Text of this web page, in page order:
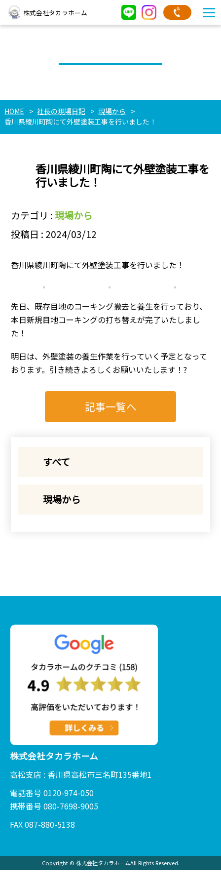
株式会社タカラホーム
HOME 社長の現場日記
現場から
香川県綾川町陶にて外壁塗装工事を行いました！
香川県綾川町陶にて外壁塗装工事を
行いました！
カテゴリ :現場から
投稿日 : 2024/03/12
香川県綾川町陶にて外壁塗装工事を行いました！
先日、既存目地のコーキング撤去と養生を行っており、
本日新規目地コーキングの打ち替えが完了いたしまし
た！
明日は、外壁塗装の養生作業を行っていく予定となって
おります。引き続きよろしくお願いいたします！?
記事一覧へ
すべて
現場から
株式会社タカラホーム
高松支店 : 香川県高松市三名町135番地1
電話番号 0120-974-050
携帯番号 080-7698-9005
FAX 087-880-5138
Copyright © 株式会社タカラホームAll Rights Reserved.